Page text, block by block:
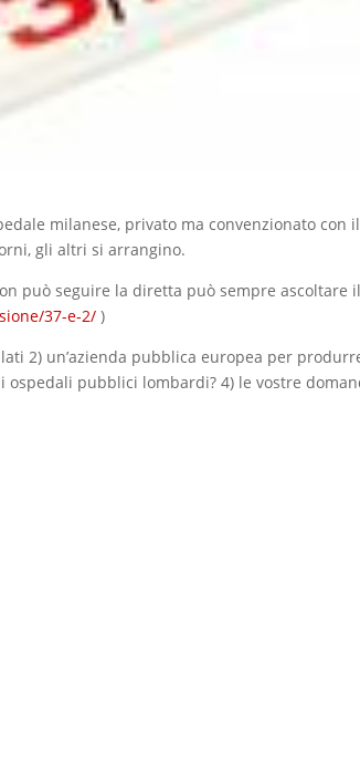
milanese, privato ma convenzionato con il
gli altri si arrangino.
può seguire la diretta può sempre ascoltare
37-e-2/ )
2) un’azienda pubblica europea per
ospedali pubblici lombardi? 4) le vostre